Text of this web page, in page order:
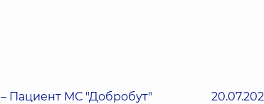
– Пациент МС "Добробут"